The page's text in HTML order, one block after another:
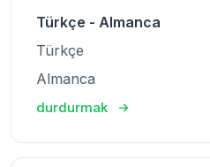
Türkçe - Almanca
Türkçe
Almanca
durdurmak